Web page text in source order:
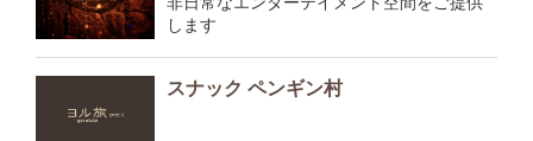
します
スナック ペンギン村